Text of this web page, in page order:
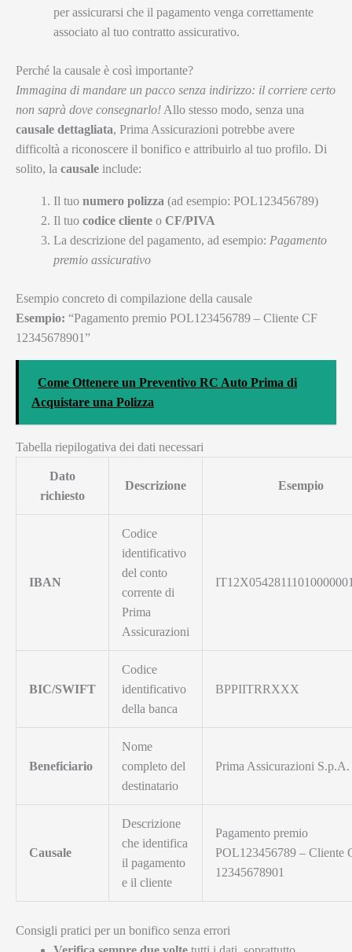
per assicurarsi che il pagamento venga correttamente
associato al tuo contratto assicurativo.
Perché la causale è così importante?
Immagina di mandare un pacco senza indirizzo: il corriere certo
non saprà dove consegnarlo! Allo stesso modo, senza una
causale dettagliata, Prima Assicurazioni potrebbe avere
difficoltà a riconoscere il bonifico e attribuirlo al tuo profilo. Di
solito, la causale include:
Il tuo numero polizza (ad esempio: POL123456789)
Il tuo codice cliente o CF/PIVA
La descrizione del pagamento, ad esempio: Pagamento
premio assicurativo
Esempio concreto di compilazione della causale
Esempio: “Pagamento premio POL123456789 – Cliente CF
12345678901”
Come Ottenere un Preventivo RC Auto Prima di
Acquistare una Polizza
Tabella riepilogativa dei dati necessari
Dato
richiesto
Descrizione Esempio
IBAN
Codice
identificativo
del conto
corrente di
Prima
Assicurazioni
BIC/SWIFT
Codice
identificativo
della banca
BPPIITRRXXX
Beneficiario
Nome
completo del
destinatario
Prima Assicurazioni S.p.A.
Causale
Descrizione
che identifica
il pagamento
e il cliente
Pagamento premio
POL123456789 – Cliente
12345678901
Consigli pratici per un bonifico senza errori